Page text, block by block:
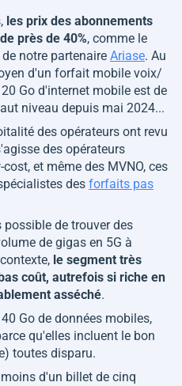
les prix des abonnements
près de 40%, comme le
notre partenaire Ariase. Au
d'un forfait mobile voix/
Go d'internet mobile est de
niveau depuis mai 2024...
des opérateurs ont revu
des opérateurs
et même des MVNO, ces
des forfaits pas
de trouver des
de gigas en 5G à
le segment très
coût, autrefois si riche en
asséché.
Go de données mobiles,
qu'elles incluent le bon
toutes disparu.
d'un billet de cinq